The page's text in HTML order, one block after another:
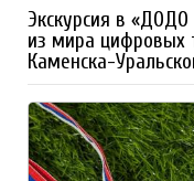
Экскурсия в
из мира цифровых
Каменска-